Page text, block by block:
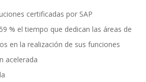
and Development
and Goals
certificadas por SAP
% el tiempo que dedican las áreas de
en la realización de sus funciones
acelerada